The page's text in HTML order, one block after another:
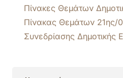
Πίνακες Θεμάτων
Πίνακας Θεμάτων 21ης/
Συνεδρίασης Δημοτικής